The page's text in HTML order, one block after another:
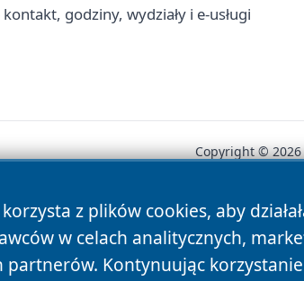
godziny, wydziały i e-usługi
z plików cookies, aby
w celach analitycznych,
partnerów. Kontynuując
Copyright © 2026
News Autorzy